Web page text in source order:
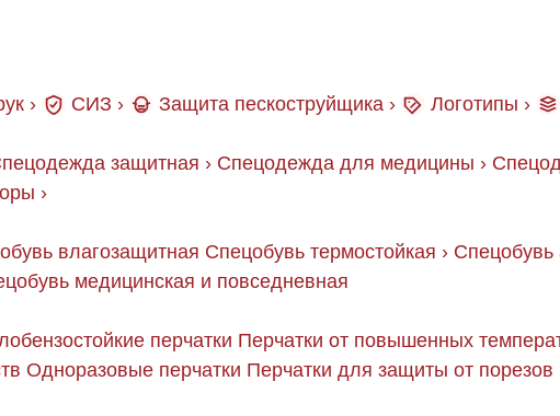
› СИЗ › Защита пескоструйщика › Логотипы ›
защитная › Спецодежда для медицины ›
›
влагозащитная Спецобувь термостойкая › Спецобувь
медицинская и повседневная
перчатки Перчатки от повышенных
Одноразовые перчатки Перчатки для защиты от порезов